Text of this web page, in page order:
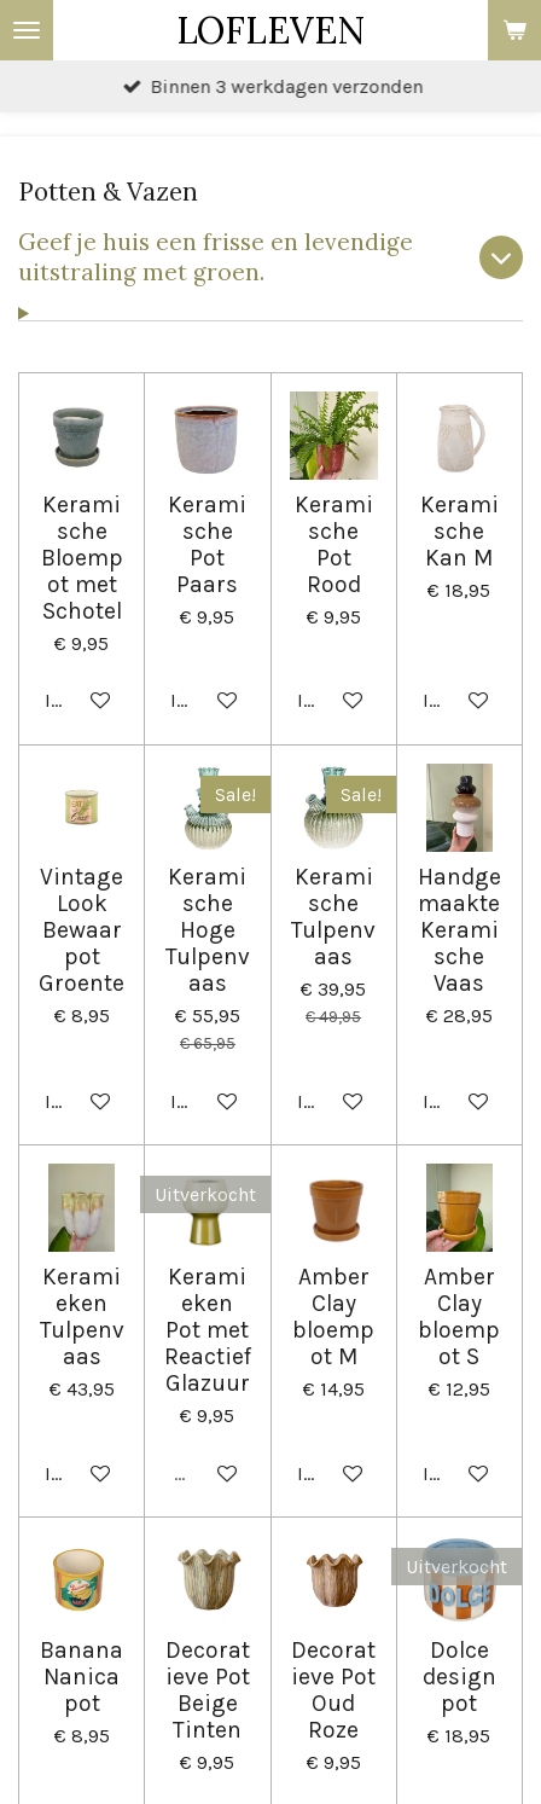
Ga
direct
LOFLEVEN
Binnen 3 werkdagen verzonden
Potten & Vazen
Geef je huis een frisse en levendige
uitstraling met groen.
Kerami
sche
Bloemp
ot met
Schotel
€ 9,95
In winkelwagen
Kerami
sche
Pot
Paars
€ 9,95
In winkelwagen
Kerami
sche
Pot
Rood
€ 9,95
In winkelwagen
Kerami
sche
Kan M
€ 18,95
In
Vintage
Look
Bewaar
pot
Groente
€ 8,95
In winkelwagen
Sale!
Kerami
sche
Hoge
Tulpenv
aas
€ 55,95
€ 65,95
In winkelwagen
Sale!
Kerami
sche
Tulpenv
aas
€ 39,95
€ 49,95
In winkelwagen
Handge
maakte
Kerami
sche
Vaas
€ 28,95
In
Kerami
eken
Tulpenv
aas
€ 43,95
In winkelwagen
Uitverkocht
Kerami
eken
Pot met
Reactief
Glazuur
€ 9,95
Uitverkocht
Amber
Clay
bloemp
ot M
€ 14,95
In winkelwagen
Amber
Clay
bloemp
ot S
€ 12,95
In
Banana
Nanica
pot
€ 8,95
Decorat
ieve Pot
Beige
Tinten
€ 9,95
Decorat
ieve Pot
Oud
Roze
€ 9,95
Uitverkocht
Dolce
design
pot
€ 18,95